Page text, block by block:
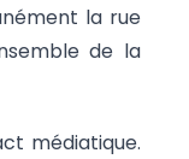
la rue
de la
médiatique.